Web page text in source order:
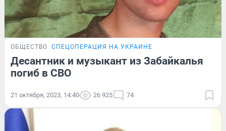
ОБЩЕСТВО СПЕЦОПЕРАЦИЯ НА УКРАИНЕ
Десантник и музыкант из Забайкалья
погиб в СВО
21 октября, 2023, 14:40 26 925 74